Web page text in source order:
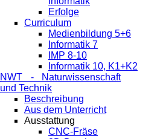
Erfolge
Curriculum
Medienbildung 5+6
Informatik 7
IMP 8-10
Informatik 10, K1+K2
NWT - Naturwissenschaft
und Technik
Beschreibung
Aus dem Unterricht
Ausstattung
CNC-Fräse